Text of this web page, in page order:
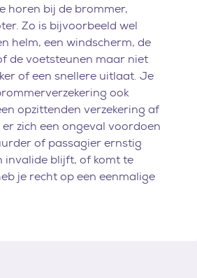
horen bij de brommer,
Zo is bijvoorbeeld wel
helm, een windscherm, de
de voetsteunen maar niet
of een snellere uitlaat. Je
ook
opzittenden verzekering af
zich een ongeval voordoen
of passagier ernstig
invalide blijft, of komt te
je recht op een eenmalige